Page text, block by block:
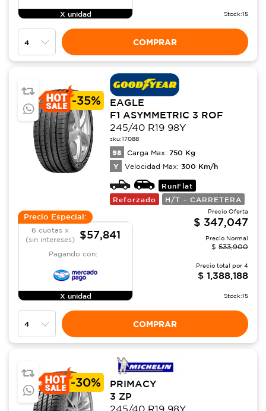
X unidad Stock:15
COMPRAR
-35%
EAGLE
F1 ASYMMETRIC 3 ROF
245/40 R19 98Y
sku:17088
98 Carga Max: 750 Kg
Y Velocidad Max: 300 Km/h
RunFlat
Reforzado
H/T - CARRETERA
Precio Especial:
6 cuotas x
(sin intereses)
$57,841
Pagando con:
X unidad
Precio Oferta
$ 347,047
Precio Normal
$ 533,900
Precio total por 4
$ 1,388,188
Stock:15
COMPRAR
-30%
PRIMACY
3 ZP
245/40 R19 98Y